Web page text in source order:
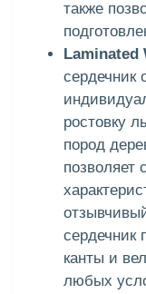
также
Laminated
сердечник
ростовку
пород
позволяет
сердечник
канты и
любых